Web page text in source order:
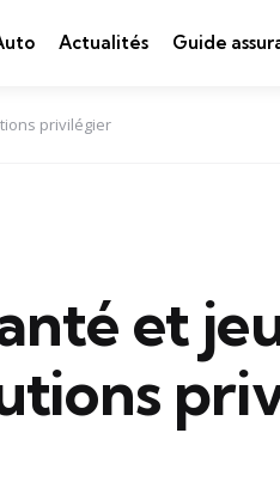
Actualités Guide
privilégier
et